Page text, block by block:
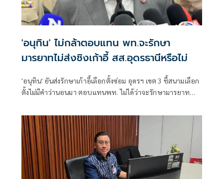
'อนุทิน' ไม่กล้าตอบแทน พท.จะรักษา
มารยาทไม่ส่งชิงเก้าอี้ สส.อุดรธานีหรือไม่
'อนุทิน' ยันส่งรักษาเก้าอี้เลือกตั้งซ่อม อุดรฯ เขต 3 ชี้สนามเลือก
ตั้งไม่มีคำว่านอนมา ตอบแทนพท. ไม่ได้ว่าจะรักษามารยาท